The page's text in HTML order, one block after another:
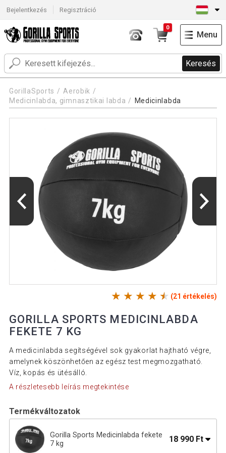
Bejelentkezés Regisztráció
Keresés
0
Menu
GorillaSports
Aerobik
Medicinlabda, gimnasztikai labda
Medicinlabda
(21 értékelés)
GORILLA SPORTS MEDICINLABDA
FEKETE 7 KG
A medicinlabda segítségével sok gyakorlat hajtható végre,
amelynek köszönhetően az egész test megmozgatható.
Víz, kopás és ütésálló.
A részletesebb leírás megtekintése
Termékváltozatok
Gorilla Sports Medicinlabda fekete
7 kg
18 990 Ft